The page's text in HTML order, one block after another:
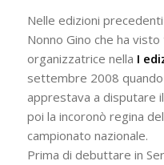
Nelle edizioni
Nonno Gino che ha
organizzatrice nella I
settembre 2008 quando
apprestava a disputare
poi la incoronò regina
campionato nazionale.
Prima di debuttare in